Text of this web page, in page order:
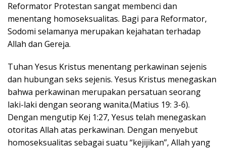
Reformator Protestan sangat membenci dan
menentang homoseksualitas. Bagi para Reformator,
Sodomi selamanya merupakan kejahatan terhadap
Allah dan Gereja.
Tuhan Yesus Kristus menentang perkawinan sejenis
dan hubungan seks sejenis. Yesus Kristus menegaskan
bahwa perkawinan merupakan persatuan seorang
laki-laki dengan seorang wanita.(Matius 19: 3-6).
Dengan mengutip Kej 1:27, Yesus telah menegaskan
otoritas Allah atas perkawinan. Dengan menyebut
homoseksualitas sebagai suatu “kejijikan”, Allah yang